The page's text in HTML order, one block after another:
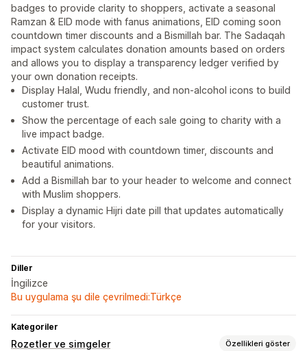
badges to provide clarity to shoppers, activate a seasonal
Ramzan & EID mode with fanus animations, EID coming soon
countdown timer discounts and a Bismillah bar. The Sadaqah
impact system calculates donation amounts based on orders
and allows you to display a transparency ledger verified by
your own donation receipts.
Display Halal, Wudu friendly, and non-alcohol icons to build
customer trust.
Show the percentage of each sale going to charity with a
live impact badge.
Activate EID mood with countdown timer, discounts and
beautiful animations.
Add a Bismillah bar to your header to welcome and connect
with Muslim shoppers.
Display a dynamic Hijri date pill that updates automatically
for your visitors.
Diller
İngilizce
Bu uygulama şu dile çevrilmedi:Türkçe
Kategoriler
Rozetler ve simgeler Özellikleri göster